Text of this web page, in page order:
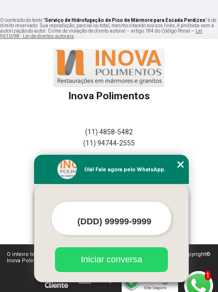
O conteúdo do texto "Serviço de Hidrofugação de Piso de Mármore para Escada Perdizes" é de
direito reservado. Sua reprodução, parcial ou total, mesmo citando nossos links, é proibida sem a
autorização do autor. Crime de violação de direito autoral – artigo 184 do Código Penal –
Lei
9610/98 - Lei de direitos autorais
Inova Polimentos
(11) 4858-5482
(11) 94744-2555
Empresa
Missão
Mapa do site
Mais Serviços
O inteiro teor deste site está sujeito à proteção de direitos autorais. Copyright©
Inova Polimentos (Lei 9610 de 19/02/1998)
1
Olá! Fale agora pelo WhatsApp.
Iniciar conversa